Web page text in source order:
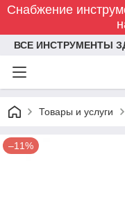
Снабжение
ВСЕ ИНСТРУМЕНТЫ
Товары и услуги
–11%